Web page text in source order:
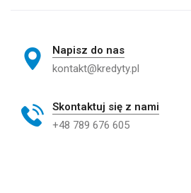
Napisz do nas
kontakt@kredyty.pl
Skontaktuj się z nami
+48 789 676 605